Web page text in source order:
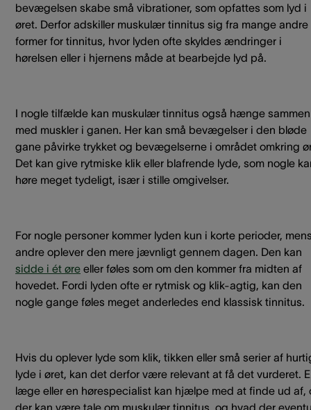
bevægelsen skabe små vibrationer, som opfattes som lyd i
øret. Derfor adskiller muskulær tinnitus sig fra mange andre
former for tinnitus, hvor lyden ofte skyldes ændringer i
hørelsen eller i hjernens måde at bearbejde lyd på.
I nogle tilfælde kan muskulær tinnitus også hænge sammen
med muskler i ganen. Her kan små bevægelser i den bløde
gane påvirke trykket og bevægelserne i området omkring
Det kan give rytmiske klik eller blafrende lyde, som nogle
høre meget tydeligt, især i stille omgivelser.
For nogle personer kommer lyden kun i korte perioder,
andre oplever den mere jævnligt gennem dagen. Den kan
sidde i ét øre eller føles som om den kommer fra midten af
hovedet. Fordi lyden ofte er rytmisk og klik-agtig, kan den
nogle gange føles meget anderledes end klassisk tinnitus.
Hvis du oplever lyde som klik, tikken eller små serier af
lyde i øret, kan det derfor være relevant at få det vurderet.
læge eller en hørespecialist kan hjælpe med at finde ud af,
der kan være tale om muskulær tinnitus, og hvad der